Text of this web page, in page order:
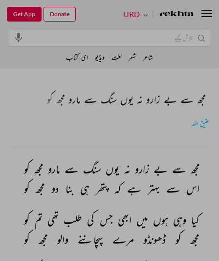
مجھ سے بے زارو نہ یوں سنگ سے مارو مجھ کو
عتیق اللہ
مجھ سے بے زارو نہ یوں سنگ سے مارو مجھ کو
اس سے بہتر ہے کہ پتھر ہی بنا دو مجھ کو
کیا وہی ہوں میں ابھی جس کی طلب تھی تم کو
مجھ
کو ڈھونڈو مرے پہچاننے والو مجھ
کو
URD
Get App Donate
شاعر شعر لغت ویڈیو ای-کتاب